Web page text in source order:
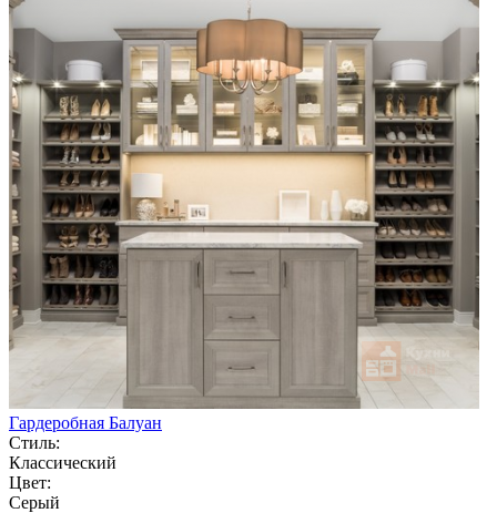
Гардеробная Балуан
Стиль:
Классический
Цвет:
Серый